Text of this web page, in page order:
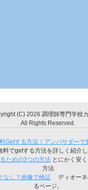
(C) 2026 調理師専門学校
All Rights Reserved.
Getする方法！アンバサダーで
料でgetする方法を詳しく紹介し
ための3つの方法とにかく安
方法
なし？画像で検証ディオーネ
るページ。